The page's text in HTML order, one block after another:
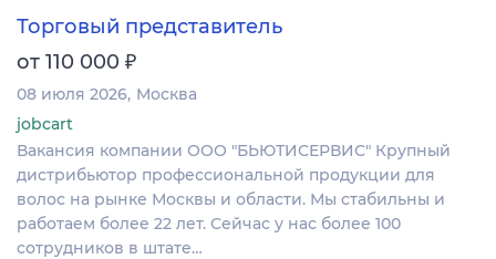
Торговый представитель
от 110 000 ₽
08 июля 2026 Москва
jobcart
Вакансия компании ООО "БЬЮТИСЕРВИС" Крупный
дистрибьютор профессиональной продукции для
волос на рынке Москвы и области. Мы стабильны и
работаем более 22 лет. Сейчас у нас более 100
сотрудников в штате…